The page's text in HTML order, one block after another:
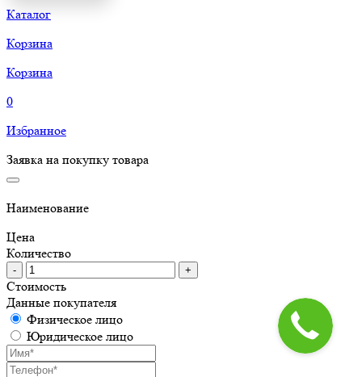
Каталог
Корзина
Корзина
0
Избранное
Заявка на покупку товара
Наименование
Цена
Количество
- +
Стоимость
Данные покупателя
Физическое лицо
Юридическое лицо